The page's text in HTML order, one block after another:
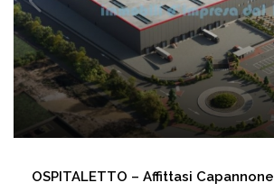
OSPITALETTO – Affittasi Capannone